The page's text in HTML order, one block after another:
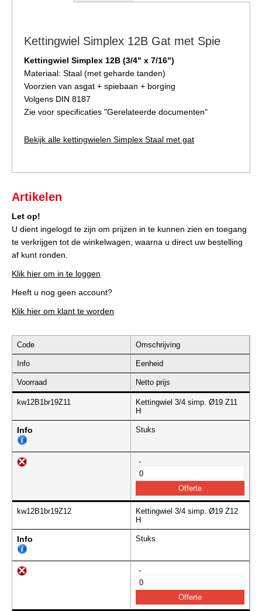
Kettingwiel Simplex 12B Gat met Spie
Kettingwiel Simplex 12B (3/4" x 7/16")
Materiaal: Staal (met geharde tanden)
Voorzien van asgat + spiebaan + borging
Volgens DIN 8187
Zie voor specificaties "Gerelateerde documenten"
Bekijk alle kettingwielen Simplex Staal met gat
Artikelen
Let op!
U dient ingelogd te zijn om prijzen in te kunnen zien en toegang
te verkrijgen tot de winkelwagen, waarna u direct uw bestelling
af kunt ronden.
Klik hier om in te loggen
Heeft u nog geen account?
Klik hier om klant te worden
Code Omschrijving
Info Eenheid
Voorraad Netto prijs
kw12B1br19Z11
Kettingwiel 3/4 simp. Ø19 Z11
H
Info Stuks
-
kw12B1br19Z12
Kettingwiel 3/4 simp. Ø19 Z12
H
Info Stuks
-